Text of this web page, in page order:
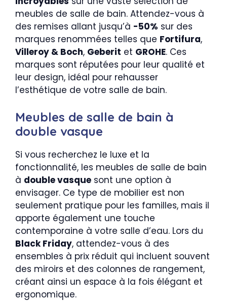
meubles de salle de bain. Attendez-vous à
des remises allant jusqu’à -50% sur des
marques renommées telles que Fortifura,
Villeroy & Boch, Geberit et GROHE. Ces
marques sont réputées pour leur qualité et
leur design, idéal pour rehausser
l’esthétique de votre salle de bain.
Meubles de salle de bain à
double vasque
Si vous recherchez le luxe et la
fonctionnalité, les meubles de salle de bain
à double vasque sont une option à
envisager. Ce type de mobilier est non
seulement pratique pour les familles, mais il
apporte également une touche
contemporaine à votre salle d’eau. Lors du
Black Friday, attendez-vous à des
ensembles à prix réduit qui incluent souvent
des miroirs et des colonnes de rangement,
créant ainsi un espace à la fois élégant et
ergonomique.